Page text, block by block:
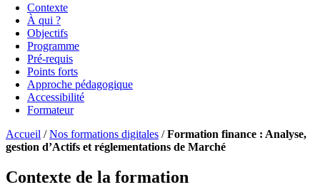
Contexte
À qui ?
Objectifs
Programme
Pré-requis
Points forts
Approche pédagogique
Accessibilité
Formateur
Accueil /Nos formations digitales /Formation finance : Analyse,
gestion d’Actifs et réglementations de Marché
Contexte de la formation